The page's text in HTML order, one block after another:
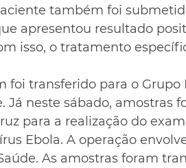
também foi
apresentou resultado
isso, o tratamento
foi transferido para o Grupo
Já neste sábado, amostras
para a realização do
Ebola. A operação
As amostras foram